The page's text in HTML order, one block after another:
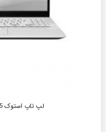
لپ تاپ استوک Asus VivoBook S15